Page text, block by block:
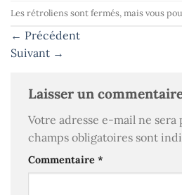
Les rétroliens sont fermés, mais vous
← Précédent
Suivant →
Laisser un
Votre adresse e-mail ne sera
champs obligatoires sont
Commentaire *